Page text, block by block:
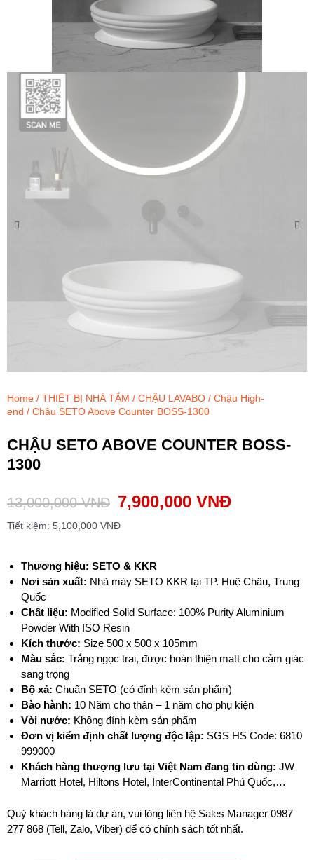
Home / THIẾT BỊ NHÀ TẮM / CHẬU LAVABO / Chậu High-
end / Chậu SETO Above Counter BOSS-1300
CHẬU SETO ABOVE COUNTER BOSS-
1300
13,000,000VNĐ 7,900,000 VNĐ
Tiết kiệm: 5,100,000 VNĐ
Thương hiệu: SETO & KKR
Nơi sản xuất: Nhà máy SETO KKR tại TP. Huệ Châu, Trung
Quốc
Chất liệu: Modified Solid Surface: 100% Purity Aluminium
Powder With ISO Resin
Kích thước: Size 500 x 500 x 105mm
Màu sắc: Trắng ngọc trai, được hoàn thiện matt cho cảm giác
sang trọng
Bộ xả: Chuẩn SETO (có đính kèm sản phẩm)
Bào hành: 10 Năm cho thân – 1 năm cho phụ kiện
Vòi nước: Không đính kèm sản phẩm
Đơn vị kiểm định chất lượng độc lập: SGS HS Code: 6810
999000
Khách hàng thượng lưu tại Việt Nam đang tin dùng: JW
Marriott Hotel, Hiltons Hotel, InterContinental Phú Quốc,…
Quý khách hàng là dự án, vui lòng liên hệ Sales Manager 0987
277 868 (Tell, Zalo, Viber) để có chính sách tốt nhất.